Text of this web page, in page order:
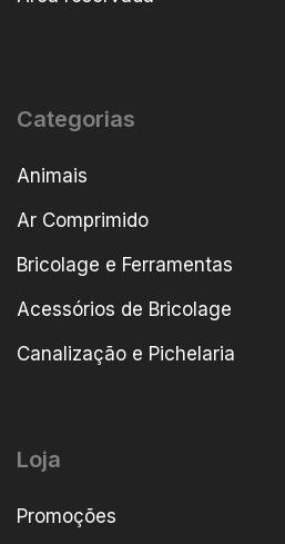
Categorias
Animais
Ar Comprimido
Bricolage e Ferramentas
Acessórios de Bricolage
Canalização e Pichelaria
Loja
Promoções